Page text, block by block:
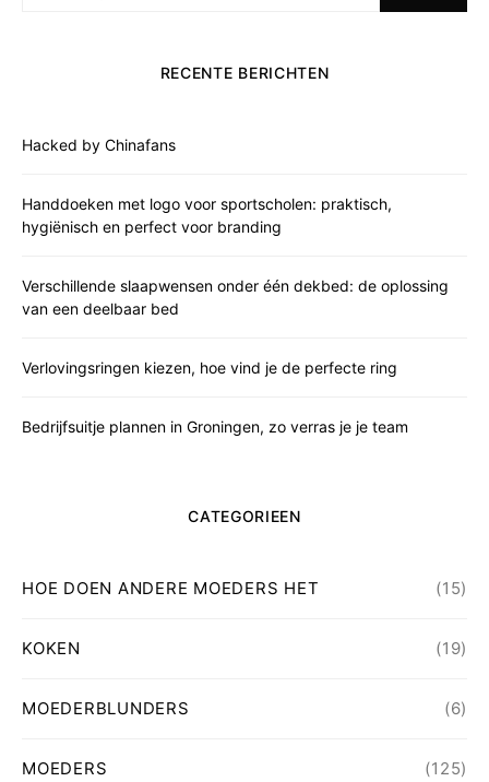
RECENTE BERICHTEN
Hacked by Chinafans
Handdoeken met logo voor sportscholen: praktisch,
hygiënisch en perfect voor branding
Verschillende slaapwensen onder één dekbed: de oplossing
van een deelbaar bed
Verlovingsringen kiezen, hoe vind je de perfecte ring
Bedrijfsuitje plannen in Groningen, zo verras je je team
CATEGORIEEN
HOE DOEN ANDERE MOEDERS HET (15)
KOKEN (19)
MOEDERBLUNDERS (6)
MOEDERS (125)